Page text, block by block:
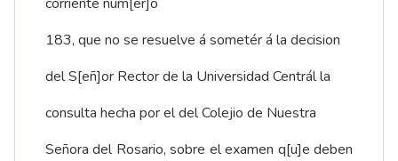
183, que no se resuelve á sometér á la decision
del S[eñ]or Rector de la Universidad Centrál la
consulta hecha por el del Colejio de Nuestra
Señora del Rosario, sobre el examen q[u]e deben